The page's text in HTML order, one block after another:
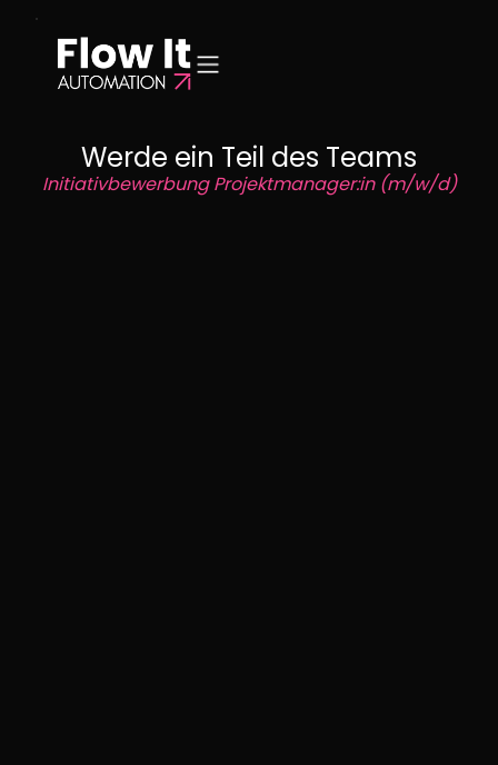
Werde ein Teil des Teams
Initiativbewerbung Projektmanager:in (m/w/d)